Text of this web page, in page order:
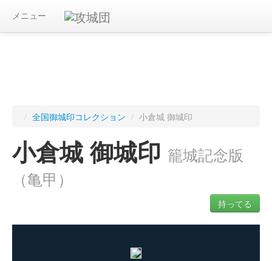
メニュー
/ 全国御城印コレクション / 小倉城 御城印
小倉城 御城印 籠城記念版
（亀甲）
持ってる